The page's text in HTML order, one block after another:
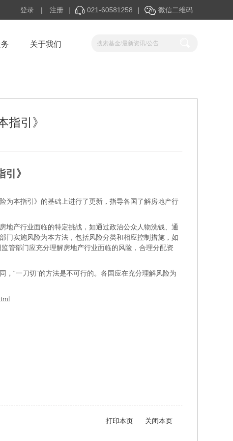
登录 | 注册 | 021-60581258 | 微信二维码
关于我们
指引》
》
为本指引》的基础上进行了更新，指导各国了解房地产行
地产行业面临的特定挑战，如通过政治公众人物洗钱、通
门实施风险为本方法，包括风险分类和相应控制措施，如
管部门应充分理解房地产行业面临的风险，合理分配资
“一刀切”的方法是不可行的。各国应在充分理解风险为
打印本页 关闭本页